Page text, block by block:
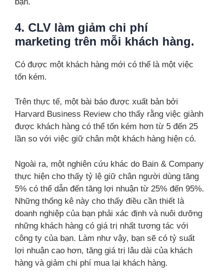
4. CLV làm giảm chi phí
marketing trên mỗi khách hàng.
Có được một khách hàng mới có thể là một việc
tốn kém.
Trên thực tế, một bài báo được xuất bản bởi
Harvard Business Review cho thấy rằng việc giành
được khách hàng có thể tốn kém hơn từ 5 đến 25
lần so với việc giữ chân một khách hàng hiện có.
Ngoài ra, một nghiên cứu khác do Bain & Company
thực hiện cho thấy tỷ lệ giữ chân người dùng tăng
5% có thể dẫn đến tăng lợi nhuận từ 25% đến 95%.
Những thống kê này cho thấy điều cần thiết là
doanh nghiệp của bạn phải xác định và nuôi dưỡng
những khách hàng có giá trị nhất tương tác với
công ty của bạn. Làm như vậy, bạn sẽ có tỷ suất
lợi nhuận cao hơn, tăng giá trị lâu dài của khách
hàng và giảm chi phí mua lại khách hàng.